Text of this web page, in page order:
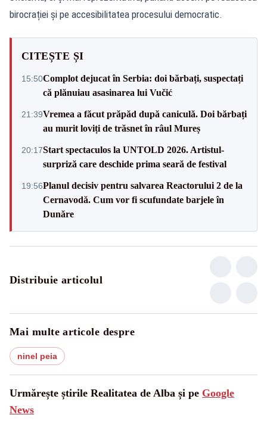
birocrației și pe accesibilitatea procesului democratic.
CITEȘTE ȘI
15:50Complot dejucat în Serbia: doi bărbați, suspectați
că plănuiau asasinarea lui Vučić
21:39Vremea a făcut prăpăd după caniculă. Doi bărbați
au murit loviți de trăsnet în râul Mureș
20:17Start spectaculos la UNTOLD 2026. Artistul-
surpriză care deschide prima seară de festival
19:56Planul decisiv pentru salvarea Reactorului 2 de la
Cernavodă. Cum vor fi scufundate barjele în
Dunăre
Distribuie articolul
Mai multe articole despre
ninel peia
Urmărește știrile Realitatea de Alba și pe Google
News